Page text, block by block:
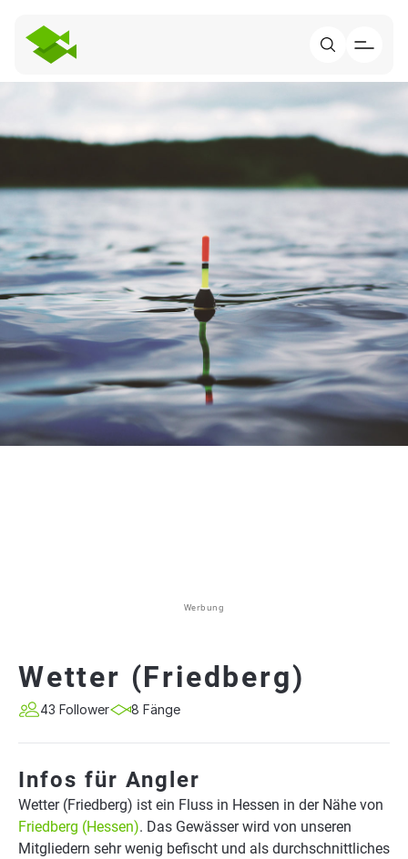
Werbung
Wetter (Friedberg)
43 Follower 8 Fänge
Infos für Angler
Wetter (Friedberg) ist ein Fluss in Hessen in der Nähe von
Friedberg (Hessen). Das Gewässer wird von unseren
Mitgliedern sehr wenig befischt und als durchschnittliches